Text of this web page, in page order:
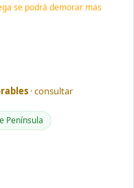
se podrá demorar mas
· consultar
Península